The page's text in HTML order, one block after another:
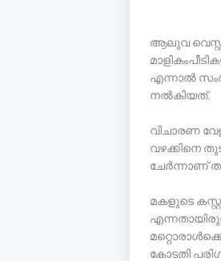
ആലുവ
എന്നാല്‍
നല്‍കിയത്.
വിചാരണ
വഴക്കിനെ
ചേർന്നാണ്
മകളുടെ
കോടതി